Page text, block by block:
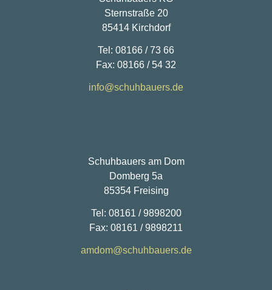
Sternstraße 20
85414 Kirchdorf
Tel: 08166 / 73 66
Fax: 08166 / 54 32
info@schuhbauers.de
Schuhbauers am Dom
Domberg 5a
85354 Freising
Tel: 08161 / 9898200
Fax: 08161 / 9898211
amdom@schuhbauers.de